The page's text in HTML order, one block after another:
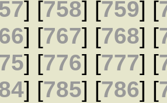
] [758] [759] [
] [767] [768] [
] [776] [777] [
] [785] [786] [